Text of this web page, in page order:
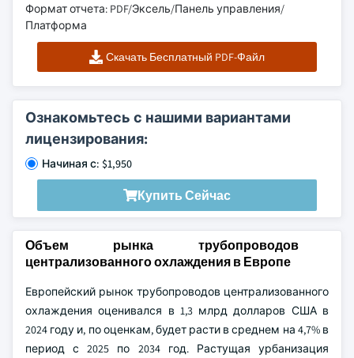
Формат отчета: PDF/Эксель/Панель управления/
Платформа
Скачать Бесплатный PDF-Файл
Ознакомьтесь с нашими вариантами
лицензирования:
Начиная с: $1,950
Купить Сейчас
Объем рынка трубопроводов
централизованного охлаждения в Европе
Европейский рынок трубопроводов централизованного
охлаждения оценивался в 1,3 млрд долларов США в
2024 году и, по оценкам, будет расти в среднем на 4,7% в
период с 2025 по 2034 год. Растущая урбанизация